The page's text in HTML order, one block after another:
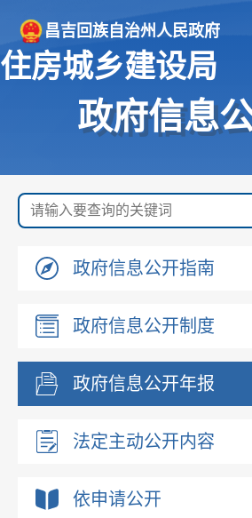
昌吉回族自治州人民政府
住房城乡建设局
政府信息
政府信息公开指南
政府信息公开制度
政府信息公开年报
法定主动公开内容
依申请公开